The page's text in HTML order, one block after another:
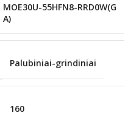
MOE30U-55HFN8-RRD0W(G
A)
Palubiniai-grindiniai
160